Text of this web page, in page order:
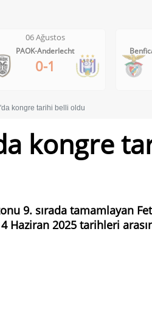
Benfica-Heart of Midlothian
6-1
kongre tarihi belli oldu
kongre
9. sırada tamamlayan
Haziran 2025 tarihleri